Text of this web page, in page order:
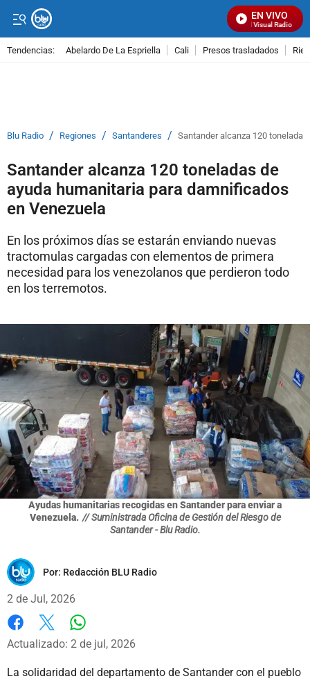
EN VIVO
Señal Visual Radio
Tendencias: Abelardo De La Espriella Cali Presos trasladados
Blu Radio / Regiones / Santanderes / Santander alcanza 120
Santander alcanza 120 toneladas de
ayuda humanitaria para damnificados
en Venezuela
En los próximos días se estarán enviando nuevas
tractomulas cargadas con elementos de primera
necesidad para los venezolanos que perdieron todo
en los terremotos.
Ayudas humanitarias recogidas en Santander para enviar a
Venezuela. // Suministrada Oficina de Gestión del Riesgo de
Santander - Blu Radio.
Por: Redacción BLU Radio
2 de Jul, 2026
Facebook
X
Actualizado: 2 de jul, 2026
La solidaridad del departamento de Santander con el pueblo